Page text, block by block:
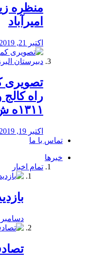
منظره‌‌
امیرآباد
اکتبر 21, 2019
️تصویری
راه كالج
۱۳۱۱ه ش
اکتبر 19, 2019
تماس با ما
خبرها
تمام اخبار
دسامبر 24, 2019